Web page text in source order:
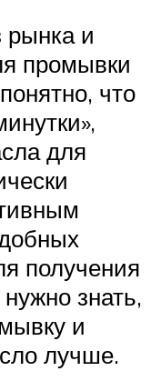
рынка и
промывки
что
для
получения
знать,
и
лучше.